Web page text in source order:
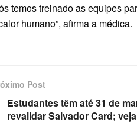
temos treinado as equipes
humano”, afirma a médica.
Post
Estudantes têm até 31 de
revalidar Salvador Card;